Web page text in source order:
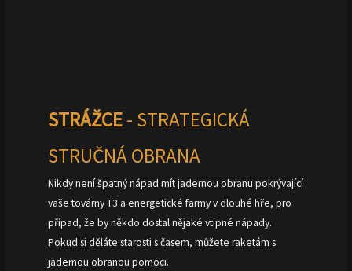
STRÁŽCE- STRATEGICKÁ
STRUČNÁ OBRANA
Nikdy není špatný nápad mít jadernou obranu pokrývající
vaše továrny T3 a energetické farmy v dlouhé hře, pro
případ, že by někdo dostal nějaké vtipné nápady.
Pokud si děláte starosti s časem, můžete raketám s
jadernou obranou pomoci.